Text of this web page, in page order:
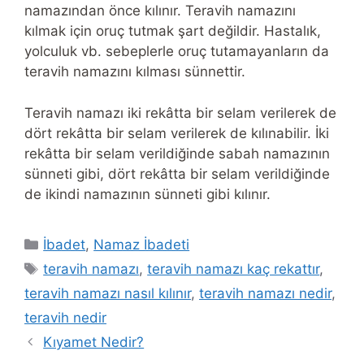
namazından önce kılınır. Teravih namazını
kılmak için oruç tutmak şart değildir. Hastalık,
yolculuk vb. sebeplerle oruç tutamayanların da
teravih namazını kılması sünnettir.
Teravih namazı iki rekâtta bir selam verilerek de
dört rekâtta bir selam verilerek de kılınabilir. İki
rekâtta bir selam verildiğinde sabah namazının
sünneti gibi, dört rekâtta bir selam verildiğinde
de ikindi namazının sünneti gibi kılınır.
Categories
İbadet, Namaz İbadeti
Tags
teravih namazı,teravih namazı kaç rekattır,
teravih namazı nasıl kılınır, teravih namazı nedir,
teravih nedir
Kıyamet Nedir?